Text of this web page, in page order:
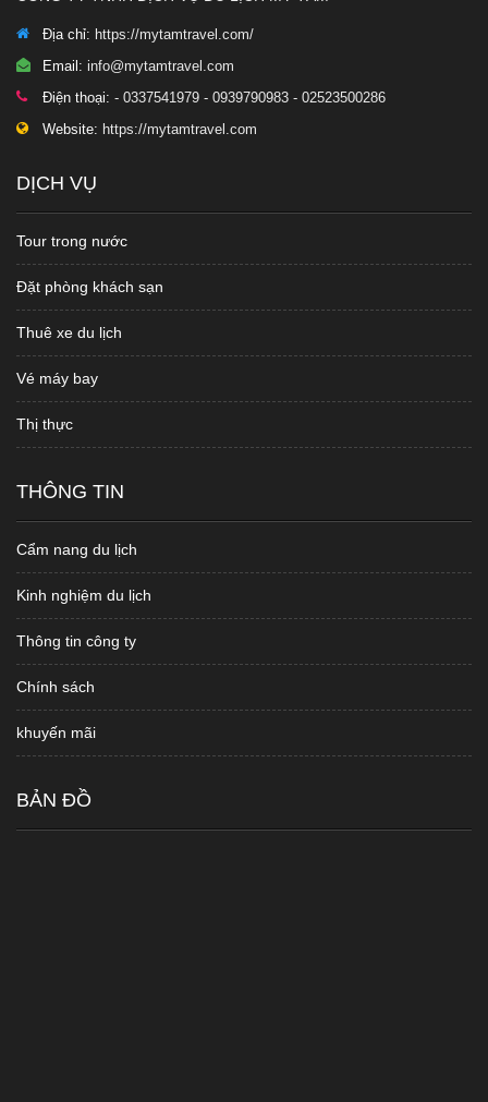
Địa chỉ: https://mytamtravel.com/
Email: info@mytamtravel.com
Điện thoại: - 0337541979 - 0939790983 - 02523500286
Website: https://mytamtravel.com
DỊCH VỤ
Tour trong nước
Đặt phòng khách sạn
Thuê xe du lịch
Vé máy bay
Thị thực
THÔNG TIN
Cẩm nang du lịch
Kinh nghiệm du lịch
Thông tin công ty
Chính sách
khuyến mãi
BẢN ĐỒ